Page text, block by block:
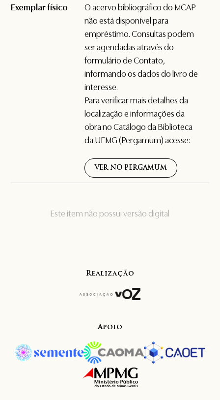
Este item não possui versão digital
Exemplar físico
O acervo bibliográfico do MCAP
não está disponível para
empréstimo. Consultas podem
ser agendadas através do
formulário deContato,
informando os dados do livro de
interesse.
Para verificar mais detalhes da
localização e informações da
obra no Catálogo da Biblioteca
da UFMG (Pergamum) acesse:
VER NO PERGAMUM
Realização
Apoio